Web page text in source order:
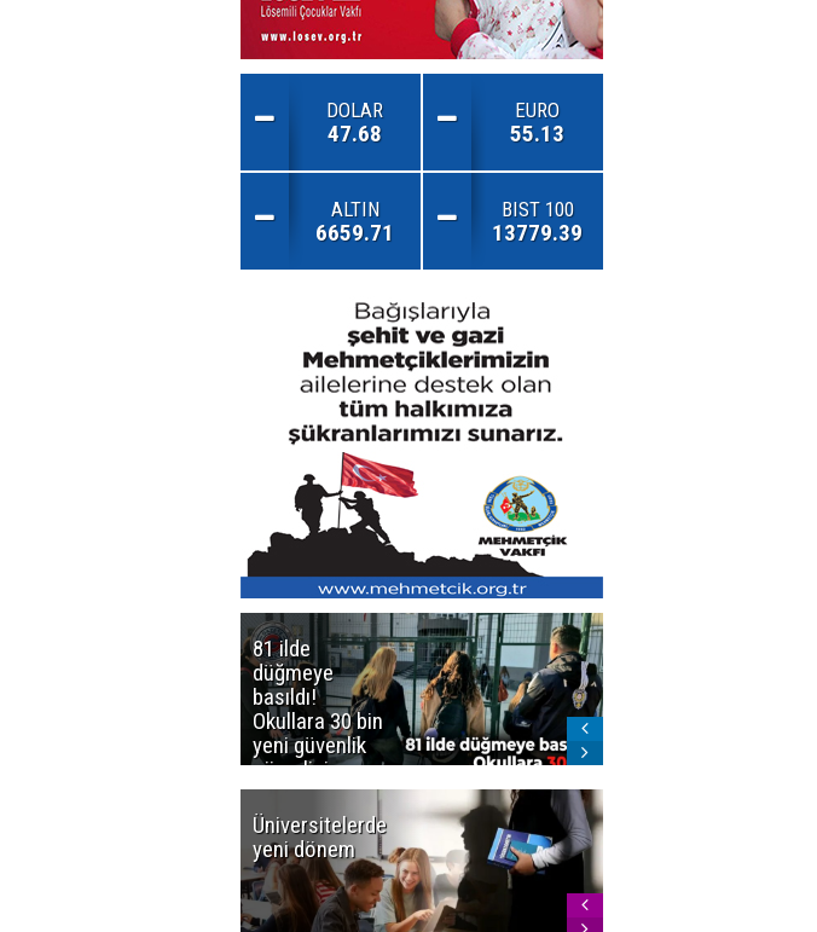
DOLAR
47.68
EURO
55.13
ALTIN
6659.71
BIST 100
13779.39
81 ilde
düğmeye
basıldı!
Okullara 30 bin
yeni güvenlik
görevlisi
Üniversitelerde
yeni dönem